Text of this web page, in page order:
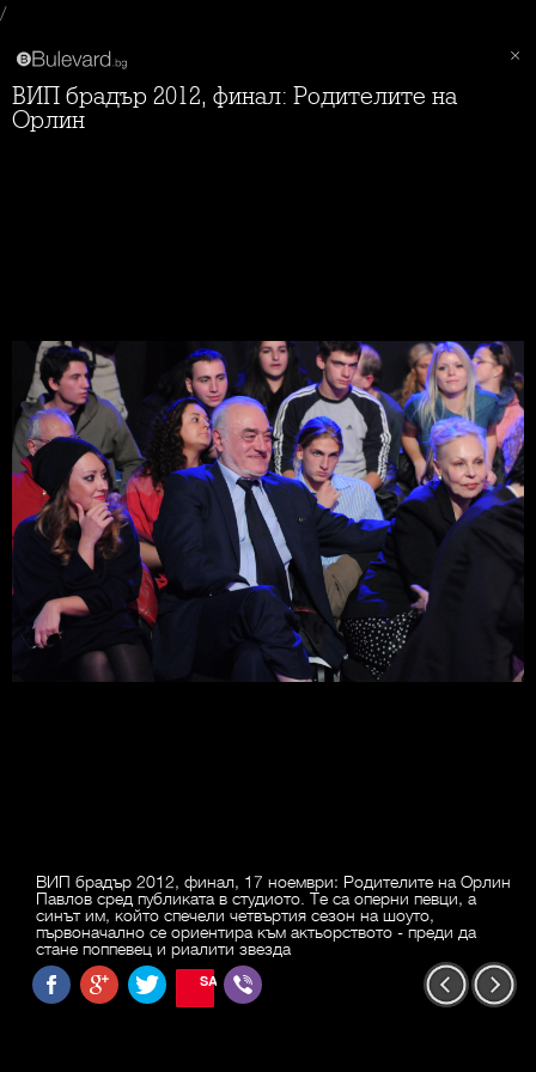
/
ВИП брадър 2012, финал: Родителите на
Орлин
ВИП брадър 2012, финал, 17 ноември: Родителите на Орлин
Павлов сред публиката в студиото. Те са оперни певци, а
синът им, който спечели четвъртия сезон на шоуто,
първоначално се ориентира към актьорството - преди да
стане поппевец и риалити звезда
SAVE